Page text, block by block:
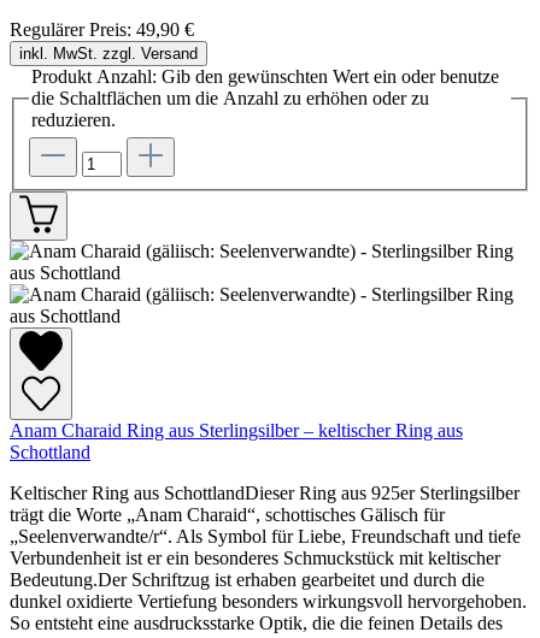
Regulärer Preis: 49,90 €
inkl. MwSt. zzgl. Versand
Produkt Anzahl: Gib den gewünschten Wert ein oder benutze
die Schaltflächen um die Anzahl zu erhöhen oder zu
reduzieren.
Anam Charaid Ring aus Sterlingsilber – keltischer Ring aus
Schottland
Keltischer Ring aus SchottlandDieser Ring aus 925er Sterlingsilber
trägt die Worte „Anam Charaid“, schottisches Gälisch für
„Seelenverwandte/r“. Als Symbol für Liebe, Freundschaft und tiefe
Verbundenheit ist er ein besonderes Schmuckstück mit keltischer
Bedeutung.Der Schriftzug ist erhaben gearbeitet und durch die
dunkel oxidierte Vertiefung besonders wirkungsvoll hervorgehoben.
So entsteht eine ausdrucksstarke Optik, die die feinen Details des